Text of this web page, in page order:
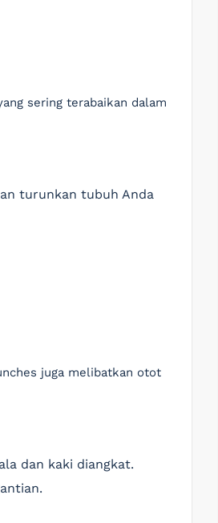
sering terabaikan dalam
turunkan tubuh Anda
juga melibatkan otot
dan kaki diangkat.